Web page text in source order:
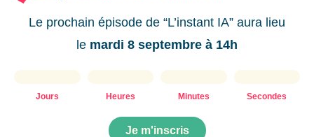
Le prochain épisode de “L’instant IA” aura lieu
le mardi 8 septembre à 14h
Jours Heures Minutes Secondes
Je m'inscris